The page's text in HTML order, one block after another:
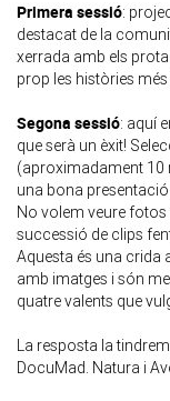
Primera sessió:
destacat de la
xerrada amb els
prop les històries
Segona sessió: aquí
que serà un èxit!
(aproximadament 10
una bona
No volem veure
successió de clips
Aquesta és una crida
amb imatges i són
quatre valents que
La resposta la
DocuMad. Natura i